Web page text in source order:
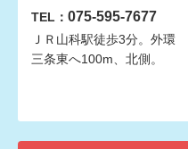
TEL： 075-595-7677
ＪＲ山科駅徒歩3分。外環
三条東へ100m、北側。